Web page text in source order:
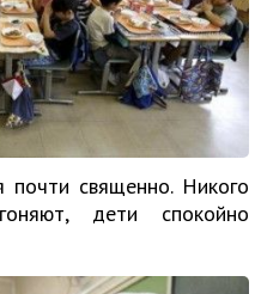
священно. Никого
дети спокойно